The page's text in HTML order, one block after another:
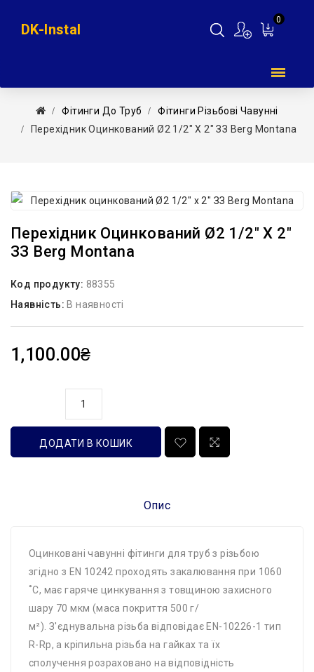
0
DK-Instal
Фітинги До Труб
Фітинги Різьбові Чавунні
Перехідник Оцинкований Ø2 1/2″ Х 2″ ЗЗ Berg Montana
Перехідник Оцинкований Ø2 1/2″ Х 2″
ЗЗ Berg Montana
Код продукту: 88355
Наявність: В наявності
1,100.00₴
ДОДАТИ В КОШИК
Опис
Оцинковані чавунні фітинги для труб з різьбою
згідно з EN 10242 проходять закалювання при 1060
˚C, має гаряче цинкування з товщиною захисного
шару 70 мкм (маса покриття 500 г/
м²). З'єднувальна різьба відповідає EN-10226-1 тип
R-Rp, а кріпильна різьба на гайках та їх
сполучення розраховано на відповідність